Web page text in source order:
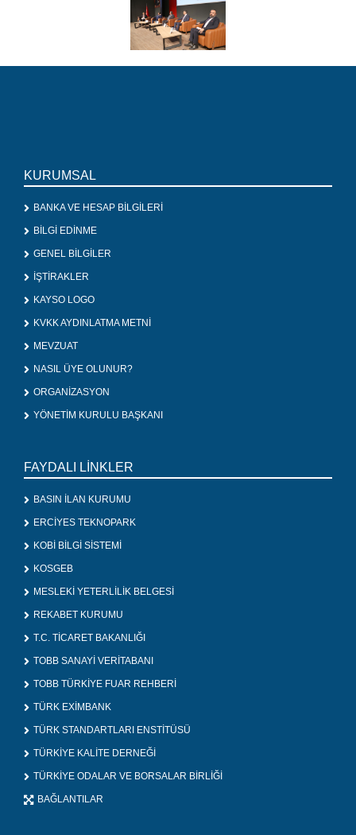
KURUMSAL
BANKA VE HESAP BİLGİLERİ
BİLGİ EDİNME
GENEL BİLGİLER
İŞTİRAKLER
KAYSO LOGO
KVKK AYDINLATMA METNİ
MEVZUAT
NASIL ÜYE OLUNUR?
ORGANİZASYON
YÖNETİM KURULU BAŞKANI
FAYDALI LİNKLER
BASIN İLAN KURUMU
ERCİYES TEKNOPARK
KOBİ BİLGİ SİSTEMİ
KOSGEB
MESLEKİ YETERLİLİK BELGESİ
REKABET KURUMU
T.C. TİCARET BAKANLIĞI
TOBB SANAYİ VERİTABANI
TOBB TÜRKİYE FUAR REHBERİ
TÜRK EXİMBANK
TÜRK STANDARTLARI ENSTİTÜSÜ
TÜRKİYE KALİTE DERNEĞİ
TÜRKİYE ODALAR VE BORSALAR BİRLİĞİ
BAĞLANTILAR